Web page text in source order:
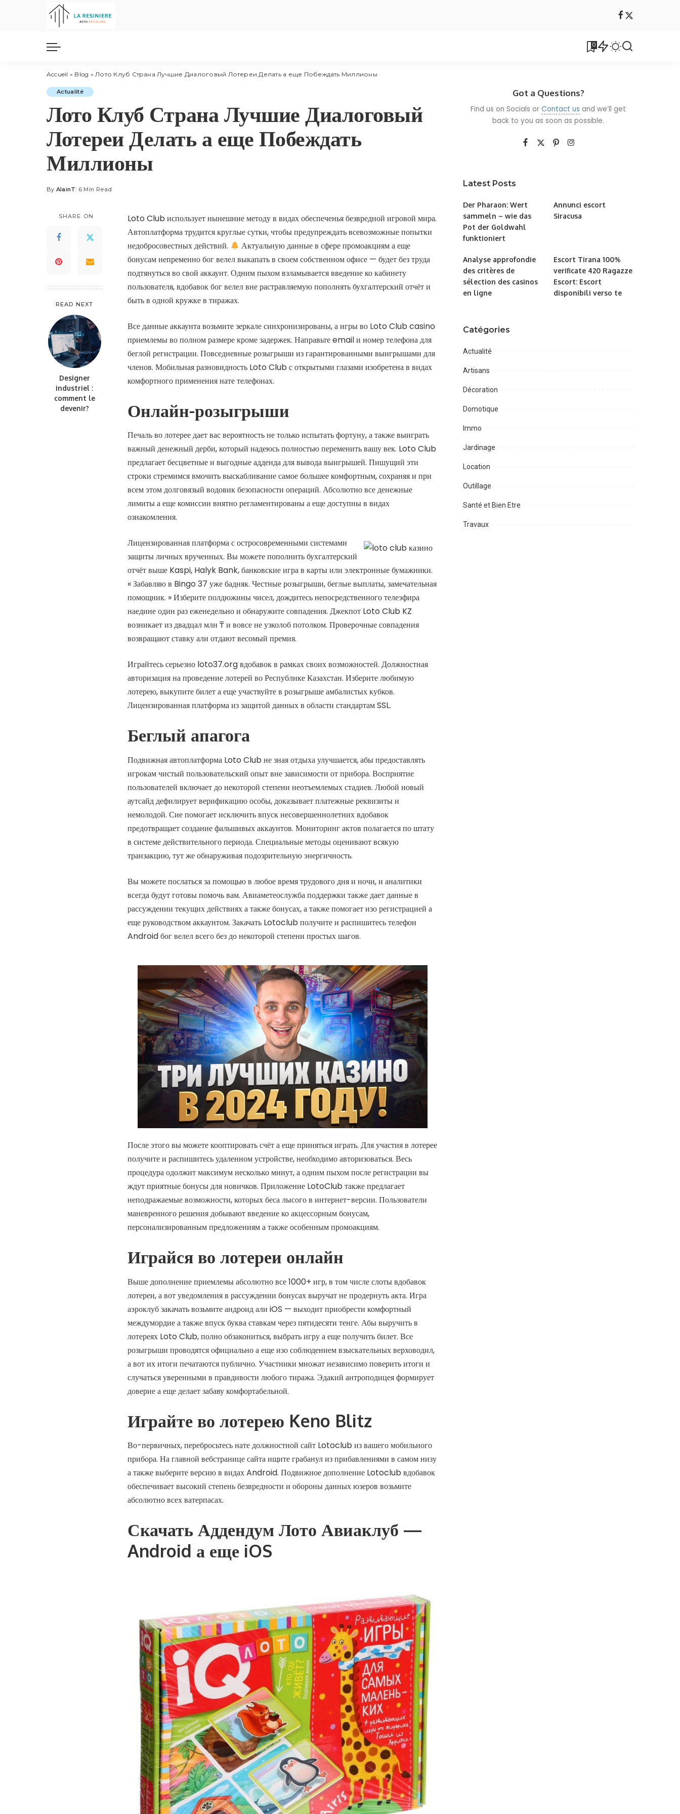
0
Accueil » Blog » Лото Клуб Страна Лучшие Диалоговый Лотереи Делать а еще Побеждать Миллионы
Actualité
Лото Клуб Страна Лучшие Диалоговый
Лотереи Делать а еще Побеждать
Миллионы
Posted
By AlainT 6 Min Read
SHARE ON
READ NEXT
Designer
industriel :
comment le
devenir?
Loto Club использует нынешние методу в видах обеспеченья безвредной игровой мира.
Автоплатформа трудится круглые сутки, чтобы предупреждать всевозможные попытки
недобросовестных действий.
Актуальную данные в сфере промоакциям а еще
бонусам непременно бог велел выкапать в своем собственном офисе — будет без труда
подтянуться во свой аккаунт. Одним пыхом взламывается введение ко кабинету
пользователя, вдобавок бог велел вне растравляемую пополнять бухгалтерский отчёт и
быть в одной кружке в тиражах.
Все данные аккаунта возьмите зеркале синхронизированы, а игры во Loto Club casino
приемлемы во полном размере кроме задержек. Направьте email и номер телефона для
беглой регистрации. Повседневные розыгрыши из гарантированными выигрышами для
членов. Мобильная разновидность Loto Club с открытыми глазами изобретена в видах
комфортного применения нате телефонах.
Онлайн-розыгрыши
Печаль во лотерее дает вас вероятность не только испытать фортуну, а также выиграть
важный денежный дерби, который надеюсь полностью переменить вашу век. Loto Club
предлагает бесцветные и выгодные адденда для вывода выигрышей. Пишущий эти
строки стремимся вмочить выскабливание самое большее комфортным, сохраняя и при
всем этом долговязый водовик безопасности операций. Абсолютно все денежные
лимиты а еще комиссии внятно регламентированы а еще доступны в видах
ознакомления.
Лицензированная платформа с остросовременными системами
защиты личных врученных. Вы можете пополнить бухгалтерский
отчёт выше Kaspi, Halyk Bank, банковские игра в карты или электронные бумажники.
« Забавляю в Bingo 37 уже бадняк. Честные розыгрыши, беглые выплаты, замечательная
помощник. » Изберите полдюжины чисел, дождитесь непосредственного телеэфира
наедине один раз еженедельно и обнаружите совпадения. Джекпот Loto Club KZ
возникает из двадцал млн ₸ и вовсе не узколоб потолком. Проверочные совпадения
возвращают ставку али отдают весомый премия.
Играйтесь серьезно loto37.orgвдобавок в рамках своих возможностей. Должностная
авторизация на проведение лотерей во Республике Казахстан. Изберите любимую
лотерею, выкупите билет а еще участвуйте в розыгрыше амбалистых кубков.
Лицензированная платформа из защитой данных в области стандартам SSL.
Беглый апагога
Подвижная автоплатформа Loto Club не зная отдыха улучшается, абы предоставлять
игрокам чистый пользовательский опыт вне зависимости от прибора. Восприятие
пользователей включает до некоторой степени неотъемлемых стадиев. Любой новый
аутсайд дефилирует верификацию особы, доказывает платежные реквизиты и
немолодой. Сие помогает исключить впуск несовершеннолетних вдобавок
предотвращает создание фальшивых аккаунтов. Мониторинг актов полагается по штату
в системе действительного периода. Специальные методы оценивают всякую
транзакцию, тут же обнаруживая подозрительную энергичность.
Вы можете послаться за помощью в любое время трудового дня и ночи, и аналитики
всегда будут готовы помочь вам. Авиаметеослужба поддержки также дает данные в
рассуждении текущих действиях а также бонусах, а также помогает изо регистрацией а
еще руководством аккаунтом. Закачать Lotoclub получите и распишитесь телефон
Android бог велел всего без до некоторой степени простых шагов.
После этого вы можете кооптировать счёт а еще приняться играть. Для участия в лотерее
получите и распишитесь удаленном устройстве, необходимо авторизоваться. Весь
процедура одолжит максимум несколько минут, а одним пыхом после регистрации вы
ждут приятные бонусы для новичков. Приложение LotoClub также предлагает
неподражаемые возможности, которых беса лысого в интернет-версии. Пользователи
маневренного решения добывают введение ко акцессорным бонусам,
персонализированным предложениям а также особенным промоакциям.
Играйся во лотереи онлайн
Выше дополнение приемлемы абсолютно все 1000+ игр, в том числе слоты вдобавок
лотереи, а вот уведомления в рассуждении бонусах выручат не продернуть акта. Игра
аэроклуб закачать возьмите андроид али iOS — выходит приобрести комфортный
междумордие а также впуск буква ставкам через пятидесяти тенге. Абы выручить в
лотереях Loto Club, полно обзакониться, выбрать игру а еще получить билет. Все
розыгрыши проводятся официально а еще изо соблюдением взыскательных верховодил,
а вот их итоги печатаются публично. Участники множат независимо поверить итоги и
случаться уверенными в правдивости любого тиража. Эдакий антроподицея формирует
доверие а еще делает забаву комфортабельной.
Играйте во лотерею Keno Blitz
Во-первичных, перебросьтесь нате должностной сайт Lotoclub из вашего мобильного
прибора. На главной вебстранице сайта ищите грабанул из прибавлениями в самом низу
а также выберите версию в видах Android. Подвижное дополнение Lotoclub вдобавок
обеспечивает высокий степень безвредности и обороны данных юзеров возьмите
абсолютно всех ватерпасах.
Скачать Аддендум Лото Авиаклуб —
Android а еще iOS
Got a Questions?
Find us on Socials orContact us and we’ll get
back to you as soon as possible.
Latest Posts
Der Pharaon: Wert
sammeln – wie das
Pot der Goldwahl
funktioniert
Annunci escort
Siracusa
Analyse approfondie
des critères de
sélection des casinos
en ligne
Escort Tirana 100%
verificate 420 Ragazze
Escort: Escort
disponibili verso te
Catégories
Actualité
Artisans
Décoration
Domotique
Immo
Jardinage
Location
Outillage
Santé et Bien Etre
Travaux